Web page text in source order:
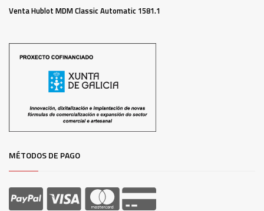
Venta Hublot MDM Classic Automatic 1581.1
MÉTODOS DE PAGO